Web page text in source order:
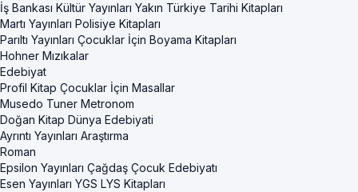
İş Bankası Kültür Yayınları Yakın Türkiye Tarihi Kitapları
Martı Yayınları Polisiye Kitapları
Parıltı Yayınları Çocuklar İçin Boyama Kitapları
Hohner Mızıkalar
Edebiyat
Profil Kitap Çocuklar İçin Masallar
Musedo Tuner Metronom
Doğan Kitap Dünya Edebiyati
Ayrıntı Yayınları Araştırma
Roman
Epsilon Yayınları Çağdaş Çocuk Edebiyatı
Esen Yayınları YGS LYS Kitapları